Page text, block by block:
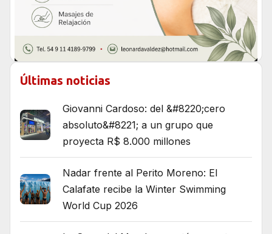
Últimas noticias
Giovanni Cardoso: del &#8220;cero
absoluto&#8221; a un grupo que
proyecta R$ 8.000 millones
Nadar frente al Perito Moreno: El
Calafate recibe la Winter Swimming
World Cup 2026